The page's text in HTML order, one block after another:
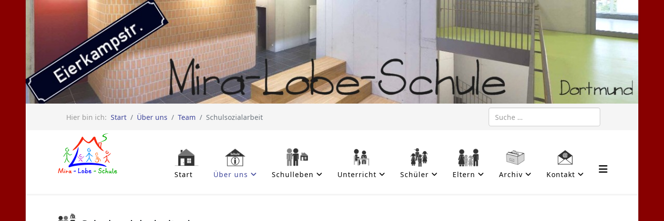
Hier bin ich: Start Über uns Team Schulsozialarbeit Suchen
Start Über uns Schulleben Unterricht Schüler Eltern Archiv Kontakt